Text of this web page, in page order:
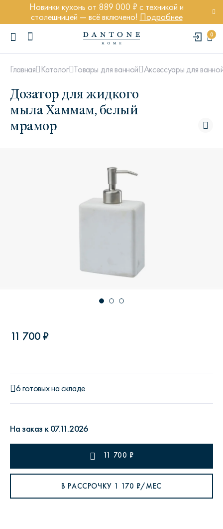
Новинки кухонь от 889 000 ₽ с техникой и
столешницей — всё включено! Подробнее
0
ПОПУЛЯРНЫЕ ЗАПРОСЫ
Главная Каталог Товары для ванной Аксессуары для
Дозатор для жидкого
мыла Хаммам, белый
мрамор
11 700 ₽
6 готовых на складе
На заказ к 07.11.2026
11 700 ₽
В РАССРОЧКУ 1 170 ₽/МЕС